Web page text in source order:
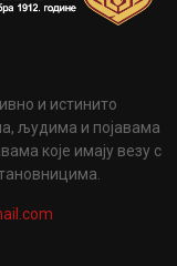
и истинито
људима и појавама
које имају везу с